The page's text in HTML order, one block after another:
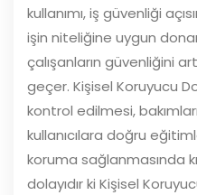
kullanımı, iş güvenliği
işin niteliğine uygun
çalışanların güvenliğini
geçer. Kişisel Koruyucu
kontrol edilmesi,
kullanıcılara doğru
koruma sağlanmasında
dolayıdır ki Kişisel